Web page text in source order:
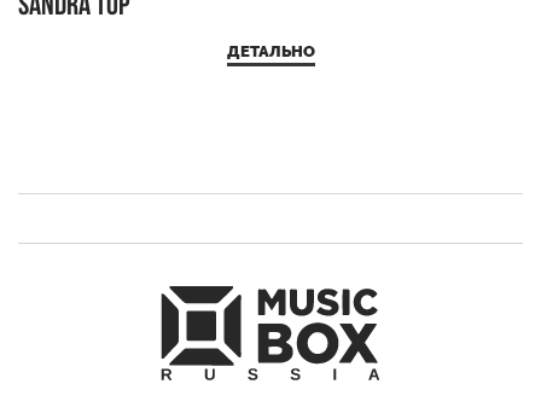
Sandra Top
ДЕТАЛЬНО